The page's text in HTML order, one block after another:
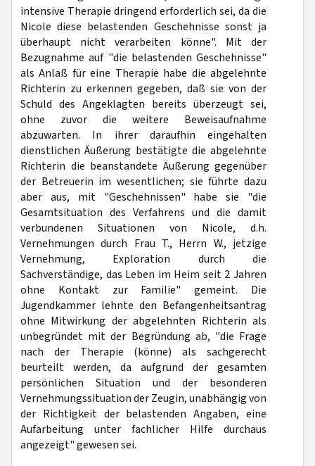
intensive Therapie dringend erforderlich sei, da die
Nicole diese belastenden Geschehnisse sonst ja
überhaupt nicht verarbeiten könne". Mit der
Bezugnahme auf "die belastenden Geschehnisse"
als Anlaß für eine Therapie habe die abgelehnte
Richterin zu erkennen gegeben, daß sie von der
Schuld des Angeklagten bereits überzeugt sei,
ohne zuvor die weitere Beweisaufnahme
abzuwarten. In ihrer daraufhin eingehalten
dienstlichen Äußerung bestätigte die abgelehnte
Richterin die beanstandete Äußerung gegenüber
der Betreuerin im wesentlichen; sie führte dazu
aber aus, mit "Geschehnissen" habe sie "die
Gesamtsituation des Verfahrens und die damit
verbundenen Situationen von Nicole, d.h.
Vernehmungen durch Frau T., Herrn W., jetzige
Vernehmung, Exploration durch die
Sachverständige, das Leben im Heim seit 2 Jahren
ohne Kontakt zur Familie" gemeint. Die
Jugendkammer lehnte den Befangenheitsantrag
ohne Mitwirkung der abgelehnten Richterin als
unbegründet mit der Begründung ab, "die Frage
nach der Therapie (könne) als sachgerecht
beurteilt werden, da aufgrund der gesamten
persönlichen Situation und der besonderen
Vernehmungssituation der Zeugin, unabhängig von
der Richtigkeit der belastenden Angaben, eine
Aufarbeitung unter fachlicher Hilfe durchaus
angezeigt" gewesen sei.